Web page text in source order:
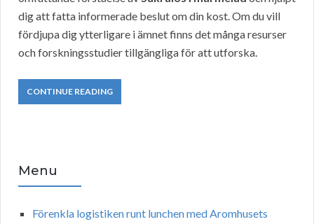
dig att fatta informerade beslut om din kost. Om du vill
fördjupa dig ytterligare i ämnet finns det många resurser
och forskningsstudier tillgängliga för att utforska.
CONTINUE READING
Menu
Förenkla logistiken runt lunchen med Aromhusets